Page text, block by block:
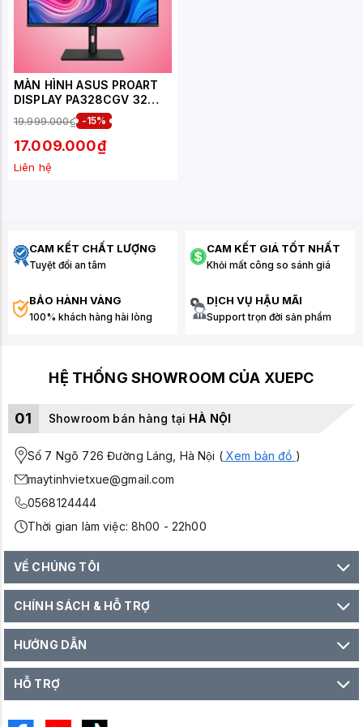
MÀN HÌNH ASUS PROART
DISPLAY PA328CGV 32
INCH 2K IPS 165 HZ
19.999.000₫ -15%
17.009.000₫
Liên hệ
CAM KẾT CHẤT LƯỢNG
Tuyệt đối an tâm
CAM KẾT GIÁ TỐT NHẤT
Khỏi mất công so sánh giá
BẢO HÀNH VÀNG
100% khách hàng hài lòng
DỊCH VỤ HẬU MÃI
Support trọn đời sản phẩm
HỆ THỐNG SHOWROOM CỦA XUEPC
01 Showroom bán hàng tại HÀ NỘI
Số 7 Ngõ 726 Đường Láng, Hà Nội (Xem bản đồ )
maytinhvietxue@gmail.com
0568124444
Thời gian làm việc: 8h00 - 22h00
VỀ CHÚNG TÔI
CHÍNH SÁCH & HỖ TRỢ
HƯỚNG DẪN
HỖ TRỢ